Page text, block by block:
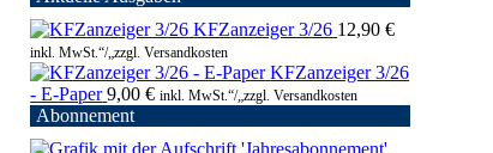
KFZanzeiger 3/26 12,90€
inkl. MwSt.“/„zzgl. Versandkosten
KFZanzeiger 3/26
- E-Paper 9,00€ inkl. MwSt.“/„zzgl. Versandkosten
Abonnement